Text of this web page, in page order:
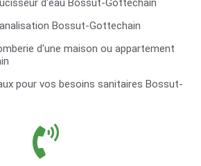
d'eau Bossut-Gottechain
Bossut-Gottechain
d'une maison ou appartement
pour vos besoins sanitaires Bossut-